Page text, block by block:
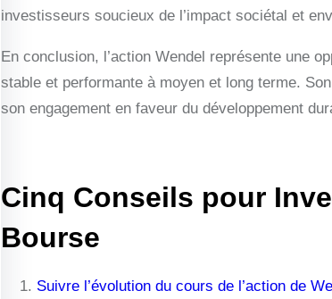
investisseurs soucieux de l’impact sociétal et
En conclusion, l’action Wendel représente une
stable et performante à moyen et long terme.
son engagement en faveur du développement
Cinq Conseils pour
Bourse
Suivre l’évolution du cours de l’action de